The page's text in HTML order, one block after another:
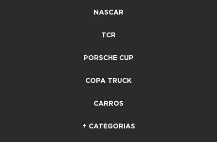
NASCAR
TCR
PORSCHE CUP
COPA TRUCK
CARROS
+ CATEGORIAS